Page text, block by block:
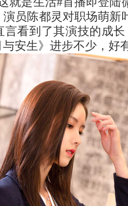
员陈都灵对职场萌新
言看到了其演技的成
安生》进步不少，好